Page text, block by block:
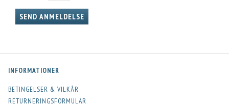
SEND ANMELDELSE
INFORMATIONER
BETINGELSER & VILKÅR
RETURNERINGSFORMULAR